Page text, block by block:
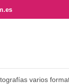
varios